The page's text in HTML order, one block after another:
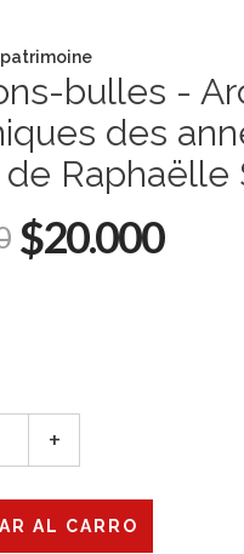
bulles -
des
de Raphaëlle
$20.000
+